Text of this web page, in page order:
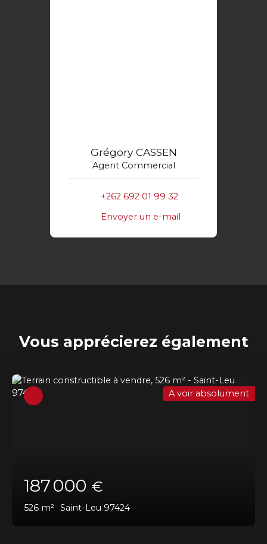
Grégory CASSEN
Agent Commercial
+262 692 01 99 32
Envoyer un e-mail
Vous apprécierez également
187 000 €
526 m² Saint-Leu 97424
A voir absolument